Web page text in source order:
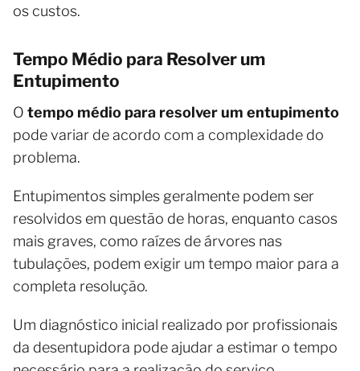
os custos.
Tempo Médio para Resolver um
Entupimento
O tempo médio para resolver um entupimento
pode variar de acordo com a complexidade do
problema.
Entupimentos simples geralmente podem ser
resolvidos em questão de horas, enquanto casos
mais graves, como raízes de árvores nas
tubulações, podem exigir um tempo maior para a
completa resolução.
Um diagnóstico inicial realizado por profissionais
da desentupidora pode ajudar a estimar o tempo